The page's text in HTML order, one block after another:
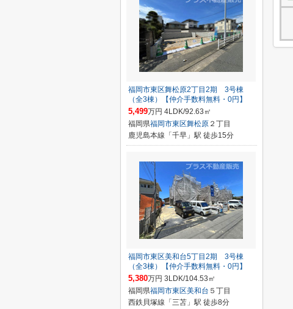
福岡市東区舞松原2丁目2期 3号棟
（全3棟）【仲介手数料無料・0円】
5,499万円 4LDK/92.63㎡
福岡県福岡市東区舞松原 ２丁目
鹿児島本線「千早」駅 徒歩15分
福岡市東区美和台5丁目2期 3号棟
（全3棟）【仲介手数料無料・0円】
5,380万円 3LDK/104.53㎡
福岡県福岡市東区美和台 ５丁目
西鉄貝塚線「三苫」駅 徒歩8分